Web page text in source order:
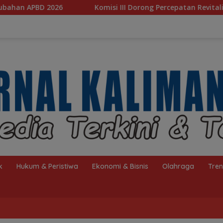
III Dorong Percepatan Revitalisasi Banjarbakula dan
Hukum & Peristiwa Ekonomi & Bisnis Olahraga